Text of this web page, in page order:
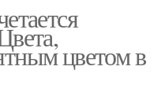
цветом в